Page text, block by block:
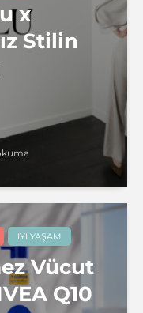
x
Stilin
İYI YAŞAM
Vücut
Q10